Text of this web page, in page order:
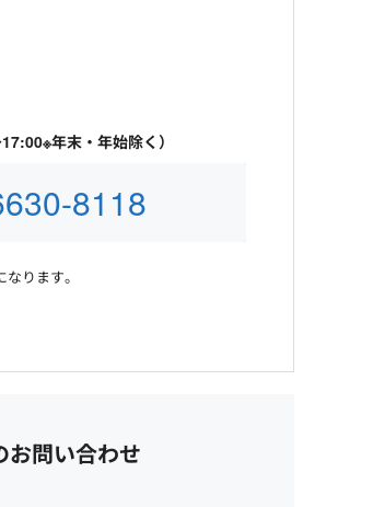
年末・年始除く）
8118
ります。
お問い合わせ